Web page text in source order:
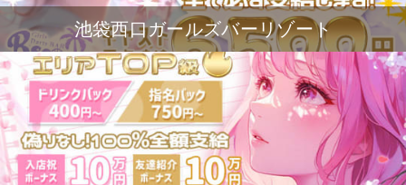
池袋西口ガールズバーリゾート